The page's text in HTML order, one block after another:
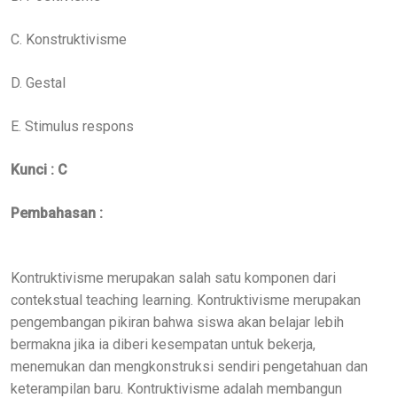
C. Konstruktivisme
D. Gestal
E. Stimulus respons
Kunci : C
Pembahasan :
Kontruktivisme merupakan salah satu komponen dari
contekstual teaching learning. Kontruktivisme merupakan
pengembangan pikiran bahwa siswa akan belajar lebih
bermakna jika ia diberi kesempatan untuk bekerja,
menemukan dan mengkonstruksi sendiri pengetahuan dan
keterampilan baru. Kontruktivisme adalah membangun